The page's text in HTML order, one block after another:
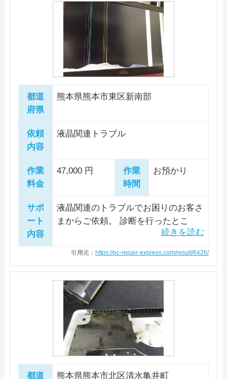
料金・メニュー を見る
公式サイトを見る
電話相談・お問い合わせ
引用元：ファストPCリペア
0570-066-620
詳細は公式HPでご確認ください。
引用元：
パソコン工房GOODWILL
込修理のほか、出張修理や宅配修理にも対応
しています。近くに店舗がない場合や、店舗
へパソコンの持ち込みが難しいデスクトップ
などは宅配修理がおすすめです。送料は発送
時のみの負担です。パソコン修理の他に、デ
す。対応可能なメディアはパソコン、メモリ
す。
料金・メニューを見る
公式サイトを見る
096-319-1124
詳細は公式HPでご確認ください。
引用元：
パソコンドック24
町 / 菊池郡菊陽町 / 西原村 / 熊本市東区 / 熊本
市南区 / 熊本市北区 / 熊本市西区 /熊本市中央
料金・メニューを見る
公式サイトを見る
電話相談・お問い合わせ
詳細は公式HPでご確認ください。
引用元： パソコン本舗
料金・メニュー を見る
公式サイトを見る
電話相談・お問い合わせ
カード決済 モバイル決済 法人対応可
即日対応可 全メーカー対応
パソコン処分 パソコン販売
駆けつけ修理対応エリア
―
この業者の特徴
営業をしています。 八代エリア限定でパソコ
ン修理・運送サービスを行っています。電話1
本で、集荷から修理、配送までワンストップ
で行えるサービスとなっているため、熊本県
八代エリアにお住まいの方は、気軽に依頼を
できそうです。 ホームページではオンライン
ではなくMacに対応しているため、パソコン
修理業者の候補のひとつとして検討してみて
はいかがでしょうか。
料金・メニュー を見る
整を行いましたが復旧には至りません
でした。 ホコリが溜まっており、清
掃を行ったところ、復旧致しました。
再発の恐れがありますので、バックア
ップをお願いします。データが無事だ
ったことが幸いでした。
都道
府県
熊本県熊本市東区新南部
依頼
内容
液晶関連トラブル
作業
料金
47,000 円
作業
時間
お預かり
サポ
ート
内容
液晶関連のトラブルでお困りのお客さ
まからご依頼。 診断を行ったとこ
ろ、液晶パネルの物理的損傷が確認で
きましたが、外部出力では異常はあり
用意して交換を実施。 正常に出力さ
れることを確認して作業完了とさせて
いただきました。
引用元： https://pc-repair-express.com/result/6426/
都道 熊本県熊本市北区清水亀井町